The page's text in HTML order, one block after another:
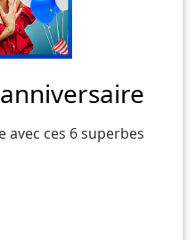
avec ces 6 superbes